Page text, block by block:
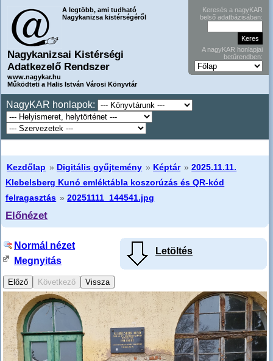
A legtöbb, ami tudható
Nagykanizsa kistérségéről
Nagykanizsai Kistérségi
Adatkezelő Rendszer
www.nagykar.hu
Működteti a Halis István Városi Könyvtár
Keresés a nagyKAR
belső adatbázisában:
A nagyKAR honlapjai
betűrendben:
NagyKAR honlapok:
Kezdőlap » Digitális gyűjtemény » Képtár »2025.11.11.
Klebelsberg Kunó emléktábla koszorúzás és QR-kód
felragasztás »20251111_144541.jpg
Előnézet
Letöltés
Normál nézet
Megnyitás